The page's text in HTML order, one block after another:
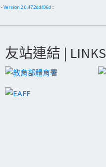
-Version 2.0.47.2dd406d ::
友站連結 | LINKS